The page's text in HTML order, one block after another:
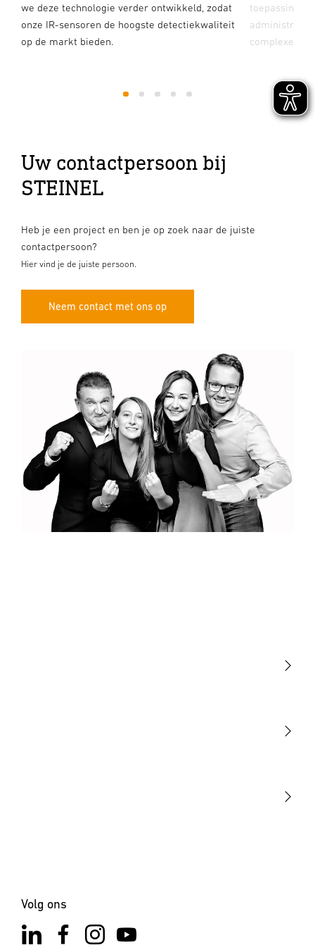
we deze technologie verder ontwikkeld, zodat
onze IR-sensoren de hoogste detectiekwaliteit
op de markt bieden.
toepassingen
complexe
1 3 5
Uw contactpersoon bij
STEINEL
Heb je een project en ben je op zoek naar de juiste
contactpersoon?
Hier vind je de juiste persoon.
Neem contact met ons op
Volg ons